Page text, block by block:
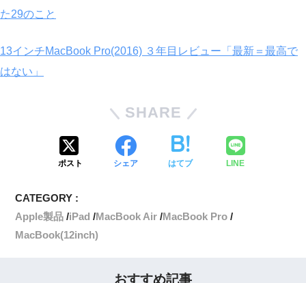
た29のこと
13インチMacBook Pro(2016) ３年目レビュー「最新＝最高で
はない」
SHARE
ポスト シェア はてブ LINE
CATEGORY :
Apple製品 iPad MacBook Air MacBook Pro
MacBook(12inch)
おすすめ記事